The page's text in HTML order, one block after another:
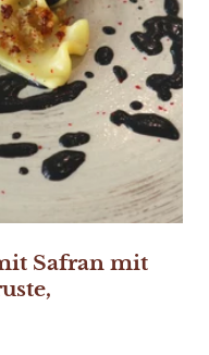
Safran mit